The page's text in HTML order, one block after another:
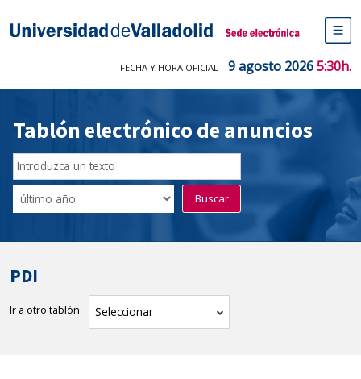
Sede electrónica Universidad de
de
FECHA Y HORA OFICIAL 9 agosto 20265:30h.
Tablón electrónico de anuncios
Buscador
del
Tablón
Filtro
de
Buscar
PDI
Ir a otro tablón Seleccionar tablón